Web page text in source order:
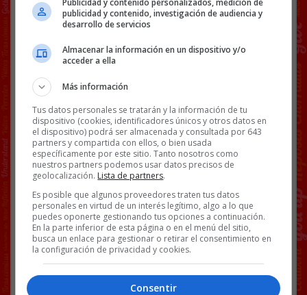
[Ver vídeo en X
El vídeo completo:
Facebook
Twitter
WhatsApp
Gmail
Copy
Link
LEIRE DÍEZ VÍDEOS
publicidad y contenido, investigación de audiencia y
desarrollo de servicios
Almacenar la información en un dispositivo y/o
acceder a ella
Más información
Tus datos personales se tratarán y la información de tu
dispositivo (cookies, identificadores únicos y otros datos en
el dispositivo) podrá ser almacenada y consultada por 643
partners y compartida con ellos, o bien usada
específicamente por este sitio. Tanto nosotros como
nuestros partners podemos usar datos precisos de
geolocalización. Lista de partners.
Es posible que algunos proveedores traten tus datos
personales en virtud de un interés legítimo, algo a lo que
puedes oponerte gestionando tus opciones a continuación.
En la parte inferior de esta página o en el menú del sitio,
busca un enlace para gestionar o retirar el consentimiento en
la configuración de privacidad y cookies.
Consentir